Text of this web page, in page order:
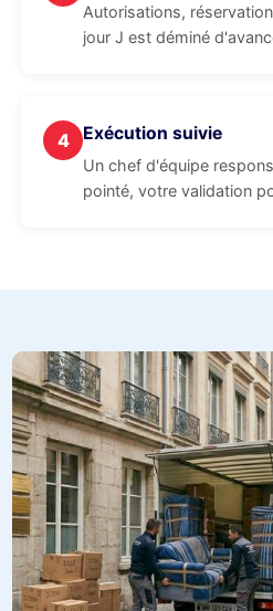
Autorisations,
jour J est déminé
4 Exécution suivie
Un chef d'équipe
pointé, votre validation